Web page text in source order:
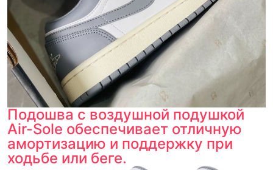
Подошва с воздушной подушкой
Air-Sole обеспечивает отличную
амортизацию и поддержку при
ходьбе или беге.